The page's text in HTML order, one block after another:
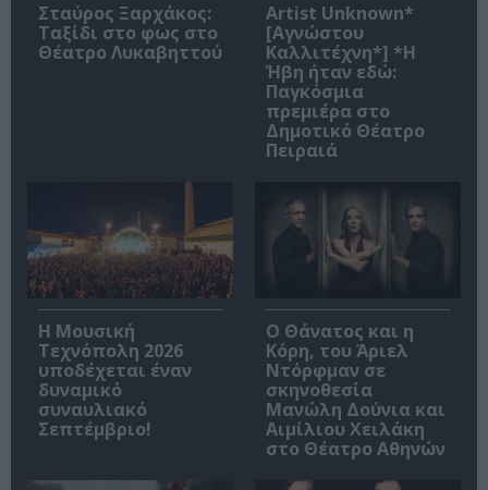
Σταύρος Ξαρχάκος:
Ταξίδι στο φως στο
Θέατρο Λυκαβηττού
Artist Unknown*
[Αγνώστου
Καλλιτέχνη*] *Η
Ήβη ήταν εδώ:
Παγκόσμια
πρεμιέρα στο
Δημοτικό Θέατρο
Πειραιά
Η Μουσική
Τεχνόπολη 2026
υποδέχεται έναν
δυναμικό
συναυλιακό
Σεπτέμβριο!
Ο Θάνατος και η
Κόρη, του Άριελ
Ντόρφμαν σε
σκηνοθεσία
Μανώλη Δούνια και
Αιμίλιου Χειλάκη
στο Θέατρο Αθηνών